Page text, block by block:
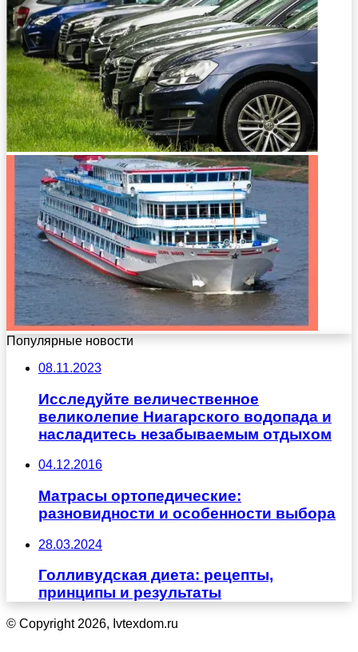
Популярные новости
08.11.2023
Исследуйте величественное
великолепие Ниагарского водопада и
насладитесь незабываемым отдыхом
04.12.2016
Матрасы ортопедические:
разновидности и особенности выбора
28.03.2024
Голливудская диета: рецепты,
принципы и результаты
© Copyright 2026, Ivtexdom.ru